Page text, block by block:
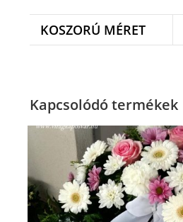
KOSZORÚ MÉRET
Kapcsolódó termékek